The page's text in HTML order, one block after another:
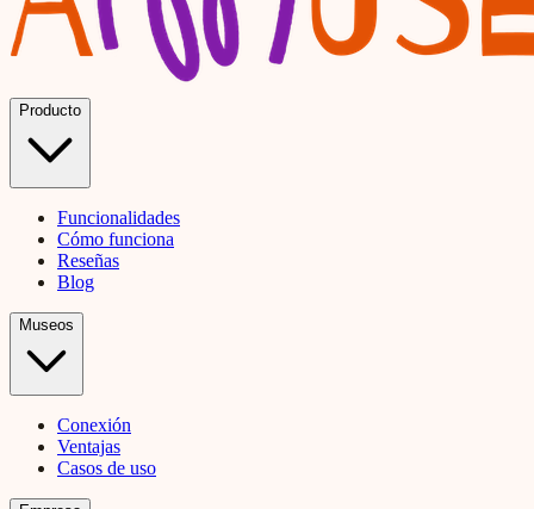
Producto
Funcionalidades
Cómo funciona
Reseñas
Blog
Museos
Conexión
Ventajas
Casos de uso